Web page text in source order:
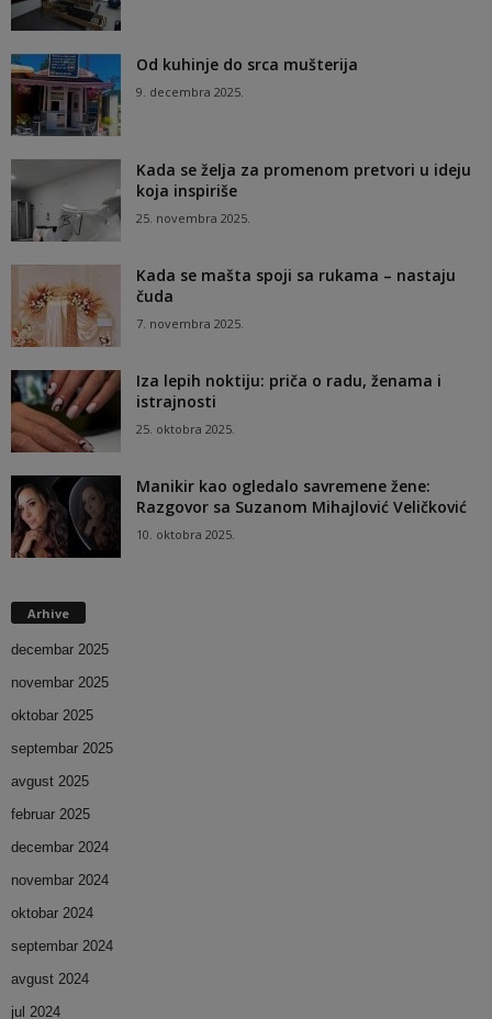
Od kuhinje do srca mušterija
9. decembra 2025.
Kada se želja za promenom pretvori u ideju
koja inspiriše
25. novembra 2025.
Kada se mašta spoji sa rukama – nastaju
čuda
7. novembra 2025.
Iza lepih noktiju: priča o radu, ženama i
istrajnosti
25. oktobra 2025.
Manikir kao ogledalo savremene žene:
Razgovor sa Suzanom Mihajlović Veličković
10. oktobra 2025.
Arhive
decembar 2025
novembar 2025
oktobar 2025
septembar 2025
avgust 2025
februar 2025
decembar 2024
novembar 2024
oktobar 2024
septembar 2024
avgust 2024
jul 2024